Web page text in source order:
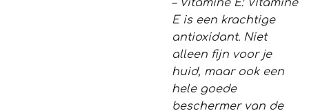
– Vitamine E: Vitamine
E is een krachtige
antioxidant. Niet
alleen fijn voor je
huid, maar ook een
hele goede
beschermer van de